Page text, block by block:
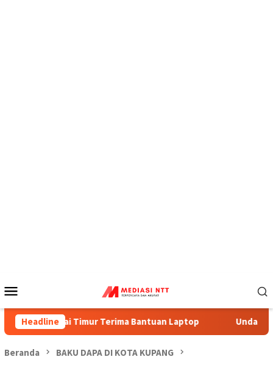
Mobile
Headline
Timur Terima Bantuan Laptop Undana Masuk
Beranda BAKU DAPA DI KOTA KUPANG